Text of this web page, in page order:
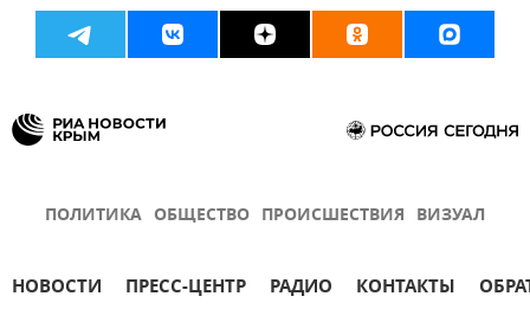
ПОЛИТИКА ОБЩЕСТВО ПРОИСШЕСТВИЯ ВИЗУАЛ
НОВОСТИ ПРЕСС-ЦЕНТР РАДИО КОНТАКТЫ